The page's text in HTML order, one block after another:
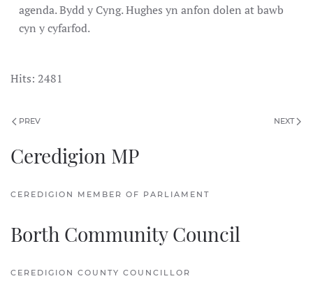
agenda. Bydd y Cyng. Hughes yn anfon dolen at bawb
cyn y cyfarfod.
Hits: 2481
PREV NEXT
Ceredigion MP
CEREDIGION MEMBER OF PARLIAMENT
Borth Community Council
CEREDIGION COUNTY COUNCILLOR